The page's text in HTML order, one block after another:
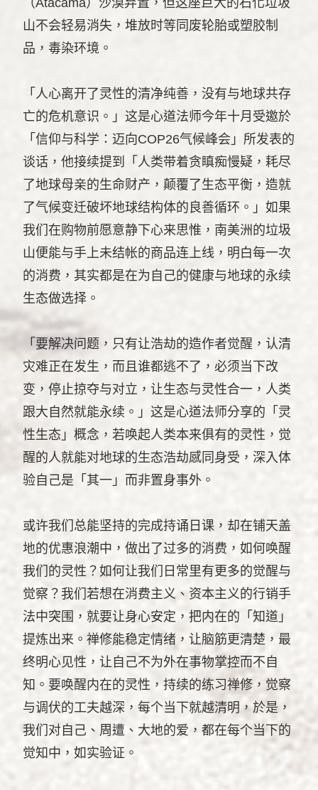
山不会轻易消失，堆放时等同废轮胎或塑胶制
品，毒染环境。
「人心离开了灵性的清净纯善，没有与地球共存
亡的危机意识。」这是心道法师今年十月受邀於
「信仰与科学：迈向COP26气候峰会」所发表的
谈话，他接续提到「人类带着贪瞋痴慢疑，耗尽
了地球母亲的生命财产，颠覆了生态平衡，造就
了气候变迁破坏地球结构体的良善循环。」如果
我们在购物前愿意静下心来思惟，南美洲的垃圾
山便能与手上未结帐的商品连上线，明白每一次
的消费，其实都是在为自己的健康与地球的永续
生态做选择。
「要解决问题，只有让浩劫的造作者觉醒，认清
灾难正在发生，而且谁都逃不了，必须当下改
变，停止掠夺与对立，让生态与灵性合一，人类
跟大自然就能永续。」这是心道法师分享的「灵
性生态」概念，若唤起人类本来俱有的灵性，觉
醒的人就能对地球的生态浩劫感同身受，深入体
验自己是「其一」而非置身事外。
或许我们总能坚持的完成持诵日课，却在铺天盖
地的优惠浪潮中，做出了过多的消费，如何唤醒
我们的灵性？如何让我们日常里有更多的觉醒与
觉察？我们若想在消费主义、资本主义的行销手
法中突围，就要让身心安定，把内在的「知道」
提炼出来。禅修能稳定情绪，让脑筋更清楚，最
终明心见性，让自己不为外在事物掌控而不自
知。要唤醒内在的灵性，持续的练习禅修，觉察
与调伏的工夫越深，每个当下就越清明，於是，
我们对自己、周遭、大地的爱，都在每个当下的
觉知中，如实验证。